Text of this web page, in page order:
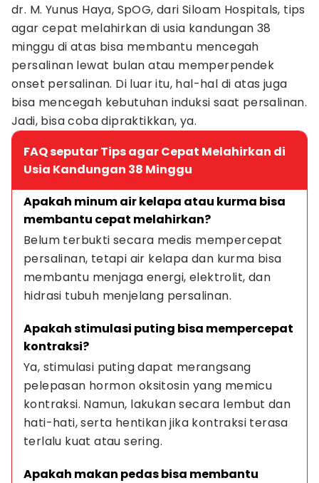
dr. M. Yunus Haya, SpOG, dari Siloam Hospitals, tips
agar cepat melahirkan di usia kandungan 38
minggu di atas bisa membantu mencegah
persalinan lewat bulan atau memperpendek
onset persalinan. Di luar itu, hal-hal di atas juga
bisa mencegah kebutuhan induksi saat persalinan.
Jadi, bisa coba dipraktikkan, ya.
FAQ seputar Tips agar Cepat Melahirkan di
Usia Kandungan 38 Minggu
Apakah minum air kelapa atau kurma bisa
membantu cepat melahirkan?
Belum terbukti secara medis mempercepat
persalinan, tetapi air kelapa dan kurma bisa
membantu menjaga energi, elektrolit, dan
hidrasi tubuh menjelang persalinan.
Apakah stimulasi puting bisa mempercepat
kontraksi?
Ya, stimulasi puting dapat merangsang
pelepasan hormon oksitosin yang memicu
kontraksi. Namun, lakukan secara lembut dan
hati-hati, serta hentikan jika kontraksi terasa
terlalu kuat atau sering.
Apakah makan pedas bisa membantu